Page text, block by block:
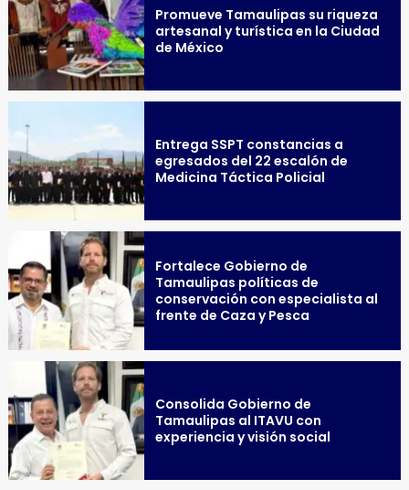
Promueve Tamaulipas su riqueza
artesanal y turística en la Ciudad
de México
Entrega SSPT constancias a
egresados del 22 escalón de
Medicina Táctica Policial
Fortalece Gobierno de
Tamaulipas políticas de
conservación con especialista al
frente de Caza y Pesca
Consolida Gobierno de
Tamaulipas al ITAVU con
experiencia y visión social